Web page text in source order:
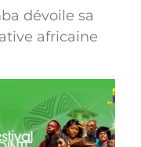
dévoile sa
africaine